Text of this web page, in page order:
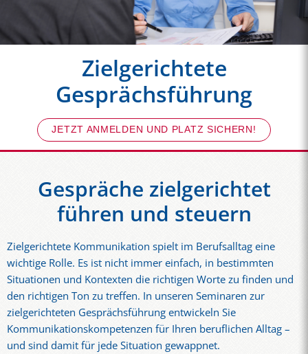
Zielgerichtete
Gesprächsführung
JETZT ANMELDEN UND PLATZ SICHERN!
Gespräche zielgerichtet
führen und steuern
Zielgerichtete Kommunikation spielt im Berufsalltag eine
wichtige Rolle. Es ist nicht immer einfach, in bestimmten
Situationen und Kontexten die richtigen Worte zu finden und
den richtigen Ton zu treffen. In unseren Seminaren zur
zielgerichteten Gesprächsführung entwickeln Sie
Kommunikationskompetenzen für Ihren beruflichen Alltag –
und sind damit für jede Situation gewappnet.